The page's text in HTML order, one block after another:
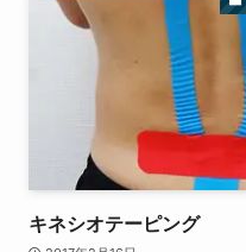
キネシオテーピング